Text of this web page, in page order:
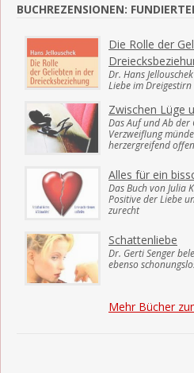
BUCHREZENSIONEN:
Die Rolle der
Dr. Hans
Liebe im Dreigestirn
Zwischen Lüge
Das Auf und Ab
Verzweiflung
herzergreifend
Alles für ein
Das Buch von Julia
Positive der Liebe
zurecht
Schattenliebe
Dr. Gerti Senger
ebenso
Mehr Bücher